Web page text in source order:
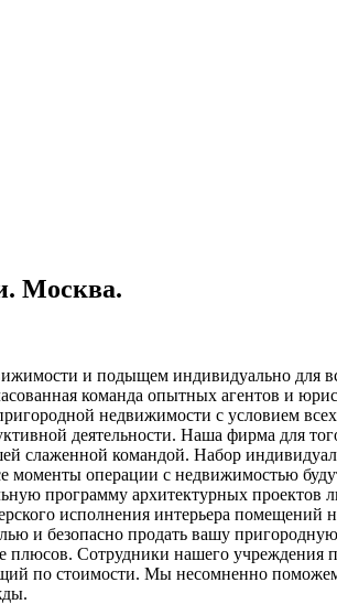
Москва.
и пoдыщeм индивидуaльнo для
команда опытных агентов и
недвижимости с условием
деятельности. Наша фирма для
слаженной командой. Набор
моменты операции с недвижимостью
программу архитектурных проектов
исполнения интерьера помещений
и безопасно продать вашу
Сотрудники нашего учреждения
по стоимости. Мы несомненно